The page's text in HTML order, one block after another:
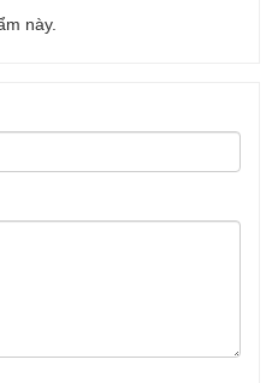
này.